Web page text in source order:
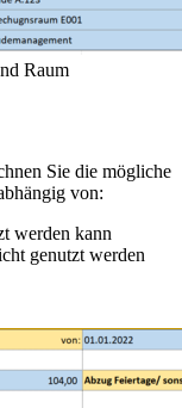
Raum
Sie die mögliche
von:
werden kann
genutzt werden